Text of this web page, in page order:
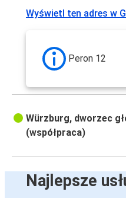
Wyświetl ten adres w
Peron 12
Würzburg, dworzec
(współpraca)
Najlepsze